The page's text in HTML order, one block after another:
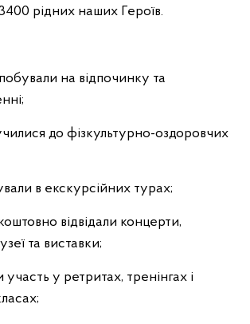
рідних наших Героїв.
на відпочинку та
до фізкультурно-оздоровчих
в екскурсійних турах;
відвідали концерти,
та виставки;
участь у ретритах, тренінгах і